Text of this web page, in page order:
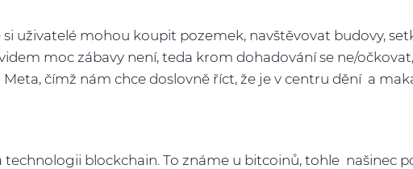
uživatelé mohou koupit pozemek, navštěvovat budovy,
moc zábavy není, teda krom dohadování se ne/
čímž nám chce doslovně říct, že je v centru dění a
blockchain. To známe u bitcoinů, tohle našinec